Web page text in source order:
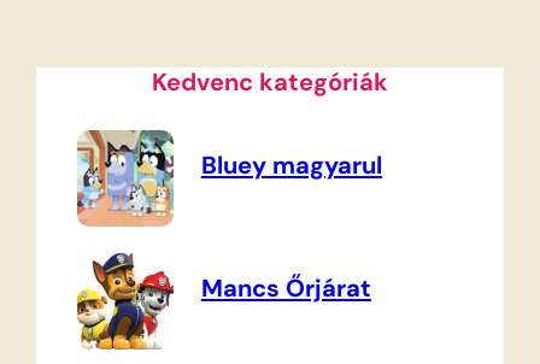
Kedvenc kategóriák
Bluey magyarul
Mancs Őrjárat